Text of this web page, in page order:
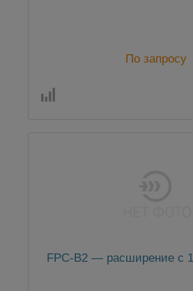
По запросу
FPC-B2 — расширение с